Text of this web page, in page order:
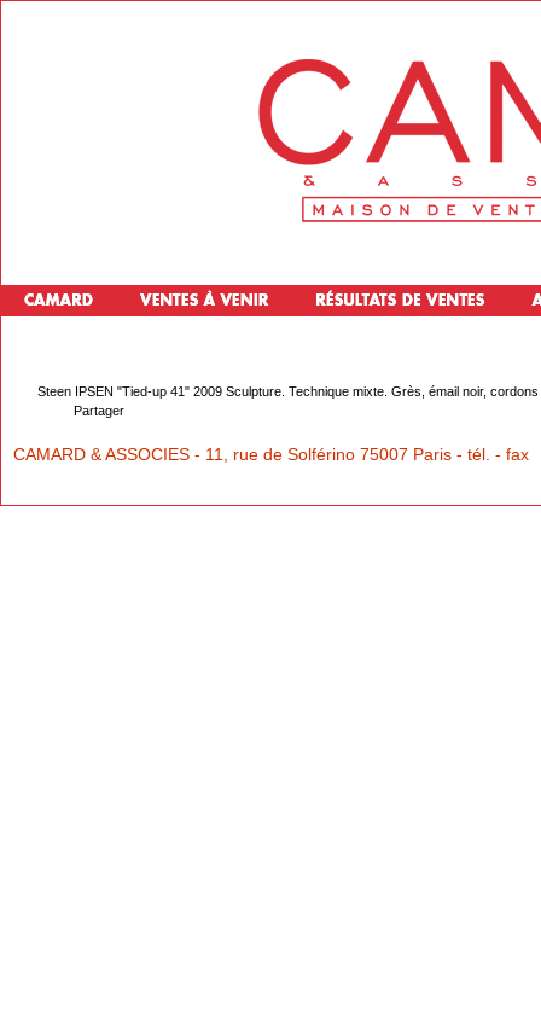
Steen IPSEN "Tied-up 41" 2009 Sculpture. Technique mixte. Grès, émail noir,
Partager
CAMARD & ASSOCIES - 11, rue de Solférino 75007 Paris - tél. - fax